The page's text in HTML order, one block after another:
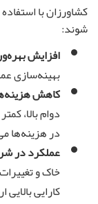
کشاورزان با
شوند:
افزایش
بهینه‌سازی
کاهش
دوام بالا،
در هزینه‌ها
عملکرد در
خاک و
کارایی